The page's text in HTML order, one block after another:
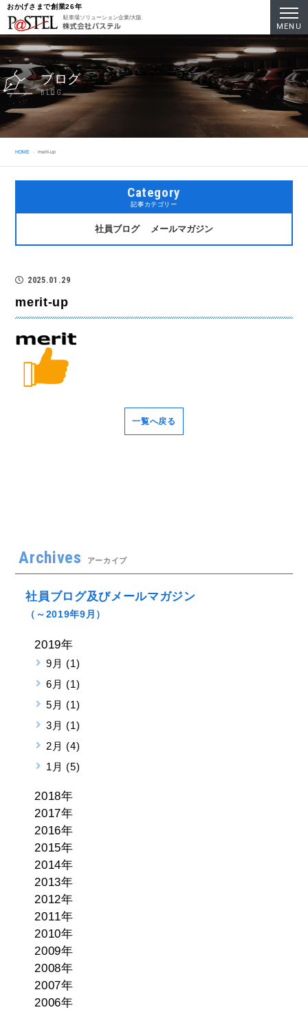
おかげさまで創業26年
駐車場ソリューション企業/大阪
ブログ
BLOG
HOME merit-up
Category
記事カテゴリー
社員ブログ メールマガジン
2025.01.29
merit-up
一覧へ戻る
Archives アーカイブ
社員ブログ及びメールマガジン
（～2019年9月）
2019年
9月 (1)
6月 (1)
5月 (1)
3月 (1)
2月 (4)
1月 (5)
2018年
2017年
2016年
2015年
2014年
2013年
2012年
2011年
2010年
2009年
2008年
2007年
2006年
MENU